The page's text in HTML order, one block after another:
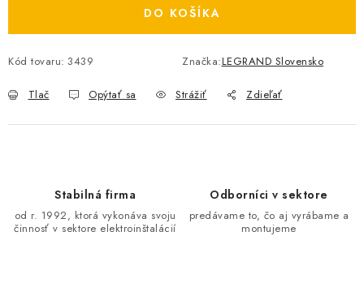
O NÁS
VÝPREDAJ
DO KOŠÍKA
Kód tovaru: 3439 Značka:LEGRAND Slovensko
Tlač Opýtať sa Strážiť Zdieľať
Stabilná firma
od r. 1992, ktorá vykonáva svoju
činnosť v sektore elektroinštalácií
Odborníci v sektore
predávame to, čo aj vyrábame a
montujeme